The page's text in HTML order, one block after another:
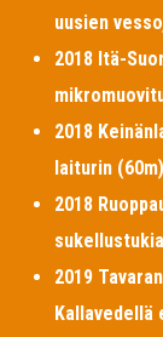
uusien
2018 Itä-
2018
laiturin
2018
2019